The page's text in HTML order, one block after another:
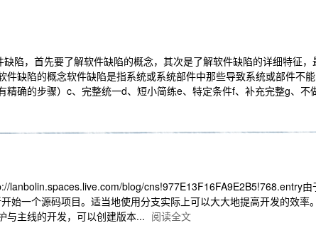
陷，首先要了解软件缺陷的概念，其次是了解软件缺陷的详细特征
件缺陷的概念软件缺陷是指系统或系统部件中那些导致系统或部件不
精确的步骤）c、完整统一d、短小简练e、特定条件f、补充完整g、不
lanbolin.spaces.live.com/blog/cns!977E13F16FA9E2B5!768.entry
始一个源码项目。适当地使用分支实际上可以大大地提高开发的效率
与主线的开发，可以创建版本... 阅读全文